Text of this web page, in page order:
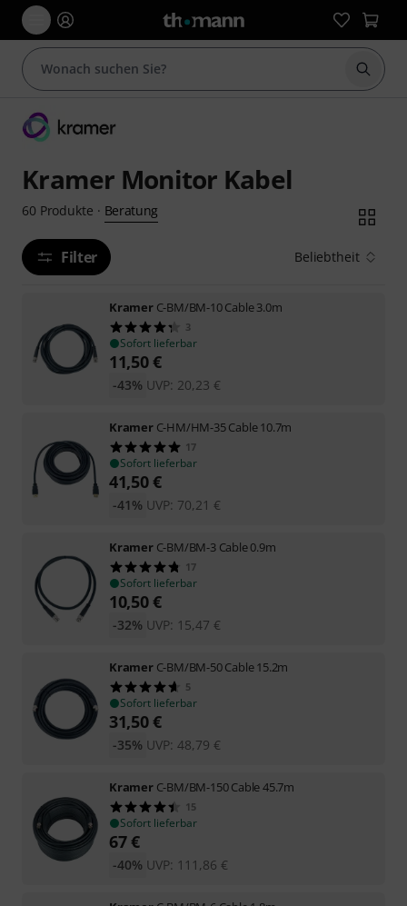
Suche
Kramer Monitor Kabel
60 Produkte · Beratung
Filter Beliebtheit
Kramer C-BM/BM-10 Cable 3.0m
3
Sofort lieferbar
11,50€
UVP: 20,23 €
-43%
Kramer C-HM/HM-35 Cable 10.7m
17
Sofort lieferbar
41,50€
UVP: 70,21 €
-41%
Kramer C-BM/BM-3 Cable 0.9m
17
Sofort lieferbar
10,50€
UVP: 15,47 €
-32%
Kramer C-BM/BM-50 Cable 15.2m
5
Sofort lieferbar
31,50€
UVP: 48,79 €
-35%
Kramer C-BM/BM-150 Cable 45.7m
15
Sofort lieferbar
67€
UVP: 111,86 €
-40%